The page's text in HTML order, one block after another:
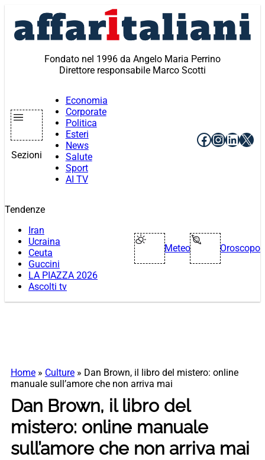
contenuto
Fondato nel 1996 da Angelo Maria Perrino
Direttore responsabile Marco Scotti
Sezioni
Economia
Corporate
Politica
Esteri
News
Salute
Sport
AI TV
Facebook
X
Tendenze
Iran
Ucraina
Ceuta
Guccini
LA PIAZZA 2026
Ascolti tv
Meteo Oroscopo
Home » Culture » Dan Brown, il libro del mistero: online
manuale sull’amore che non arriva mai
Dan Brown, il libro del
mistero: online manuale
sull’amore che non arriva mai